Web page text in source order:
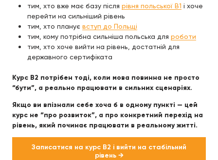
тим, хто вже має базу після рівня польської B1 і хоче
перейти на сильніший рівень
тим, хто планує вступ до Польщі
тим, кому потрібна сильніша польська для роботи
тим, хто хоче вийти на рівень, достатній для
державного сертифіката
Курс B2 потрібен тоді, коли мова повинна не просто
“бути”, а реально працювати в сильних сценаріях.
Якщо ви впізнали себе хоча б в одному пункті — цей
курс не “про розвиток”, а про конкретний перехід на
рівень, який починає працювати в реальному житті.
Записатися на курс B2 і вийти на стабільний
рівень →